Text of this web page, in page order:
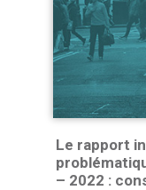
Le rapport
– 2022 :